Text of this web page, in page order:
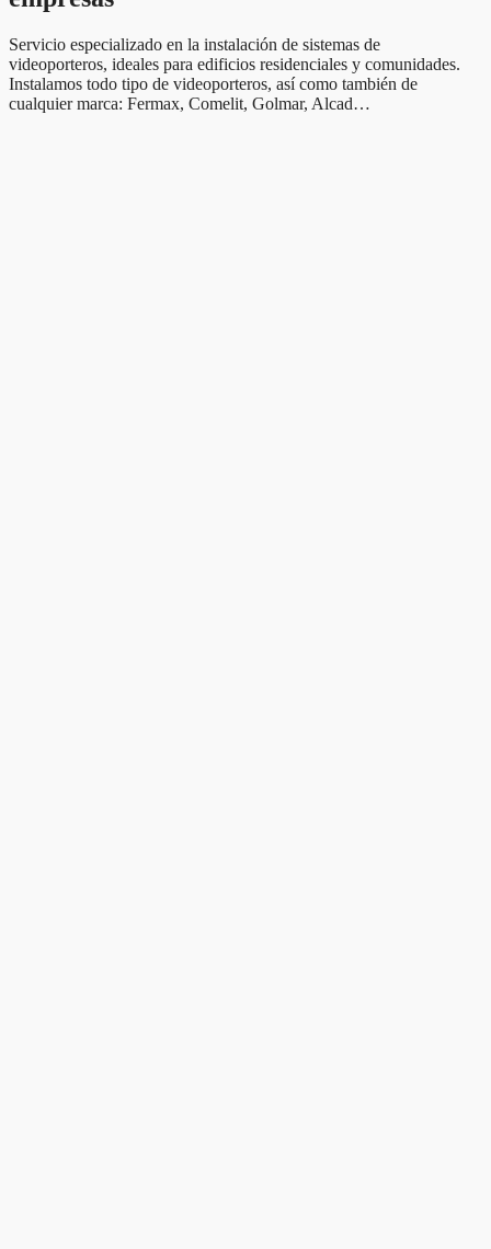
Servicio especializado en la instalación de sistemas de
videoporteros, ideales para edificios residenciales y comunidades.
Instalamos todo tipo de videoporteros, así como también de
cualquier marca: Fermax, Comelit, Golmar, Alcad…